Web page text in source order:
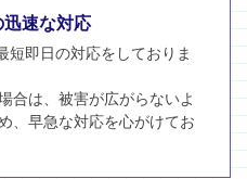
速な対応
短即日の対応をしておりま
合は、被害が広がらないよ
、早急な対応を心がけてお